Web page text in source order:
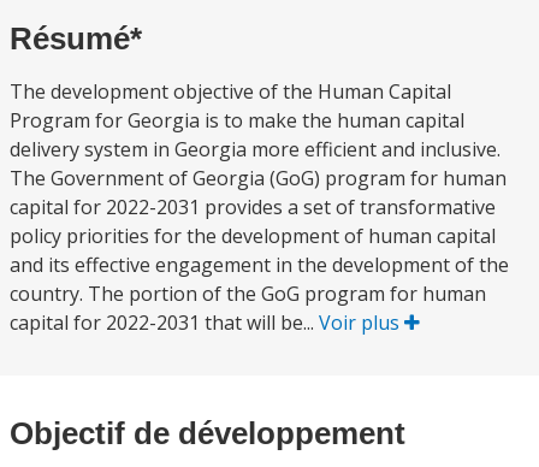
Résumé*
The development objective of the Human Capital
Program for Georgia is to make the human capital
delivery system in Georgia more efficient and inclusive.
The Government of Georgia (GoG) program for human
capital for 2022-2031 provides a set of transformative
policy priorities for the development of human capital
and its effective engagement in the development of the
country. The portion of the GoG program for human
capital for 2022-2031 that will be... Voir plus
Objectif de développement